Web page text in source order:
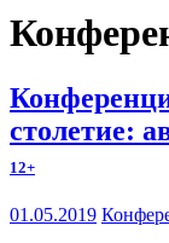
столетие:
12+
01.05.2019